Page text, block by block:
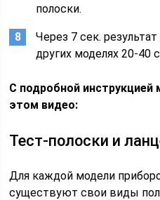
полоски.
Через 7 сек.
других моделях 20-40
С подробной
этом видео:
Тест-полоски и
Для каждой модели
существуют свои виды